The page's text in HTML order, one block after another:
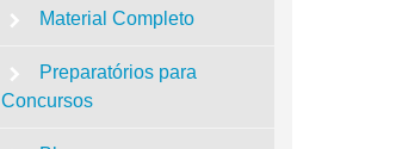
Material Completo
Preparatórios para
Concursos